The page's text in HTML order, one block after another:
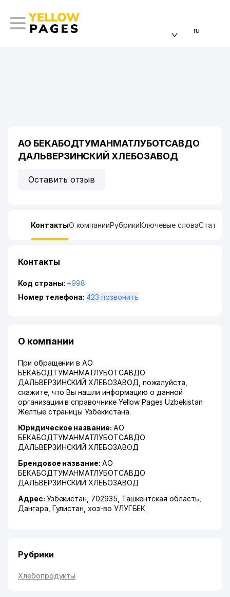
ru
АО БЕКАБОДТУМАНМАТЛУБОТСАВДО
ДАЛЬВЕРЗИНСКИЙ ХЛЕБОЗАВОД
Оставить отзыв
КонтактыО компанииРубрикиКлючевые слова
Контакты
Код страны: +998
Номер телефона: 423 позвонить
О компании
При обращении в АО
БЕКАБОДТУМАНМАТЛУБОТСАВДО
ДАЛЬВЕРЗИНСКИЙ ХЛЕБОЗАВОД, пожалуйста,
скажите, что Вы нашли информацию о данной
организации в справочнике Yellow Pages Uzbekistan
Желтые страницы Узбекистана.
Юридическое название: АО
БЕКАБОДТУМАНМАТЛУБОТСАВДО
ДАЛЬВЕРЗИНСКИЙ ХЛЕБОЗАВОД
Брендовое название: АО
БЕКАБОДТУМАНМАТЛУБОТСАВДО
ДАЛЬВЕРЗИНСКИЙ ХЛЕБОЗАВОД
Адрес: Узбекистан, 702935, Ташкентская область
Дангара Гулистан ,хоз-во УЛУГБЕК
Рубрики
Хлебопродукты